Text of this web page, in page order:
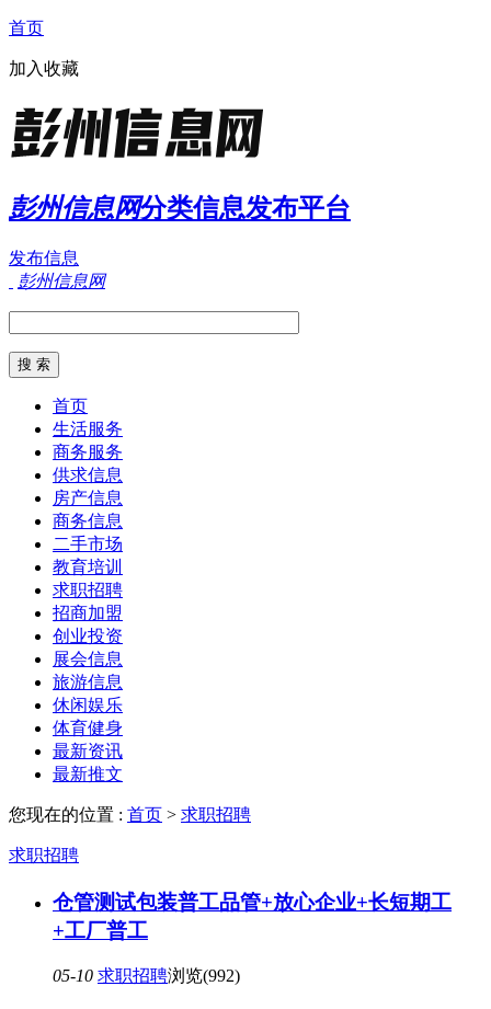
首页
加入收藏
彭州信息网分类信息发布平台
发布信息
彭州信息网
首页
生活服务
商务服务
供求信息
房产信息
商务信息
二手市场
教育培训
求职招聘
招商加盟
创业投资
展会信息
旅游信息
休闲娱乐
体育健身
最新资讯
最新推文
您现在的位置 : 首页 > 求职招聘
求职招聘
仓管测试包装普工品管+放心企业+长短期工
+工厂普工
05-10 求职招聘浏览(992)